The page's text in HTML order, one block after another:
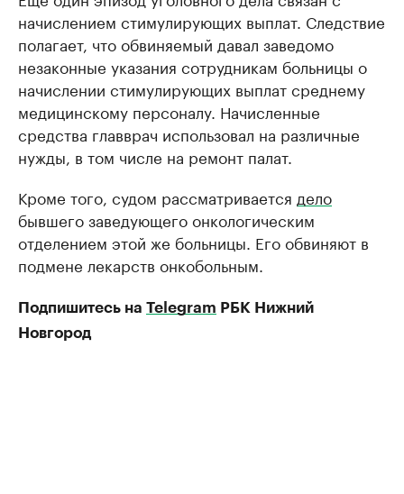
начислением стимулирующих выплат. Следствие
полагает, что обвиняемый давал заведомо
незаконные указания сотрудникам больницы о
начислении стимулирующих выплат среднему
медицинскому персоналу. Начисленные
средства главврач использовал на различные
нужды, в том числе на ремонт палат.
Кроме того, судом рассматривается дело
бывшего заведующего онкологическим
отделением этой же больницы. Его обвиняют в
подмене лекарств онкобольным.
Подпишитесь на Telegram РБК Нижний
Новгород